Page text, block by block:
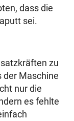
dass die
sei.
zu
der Maschine
nur die
es fehlte